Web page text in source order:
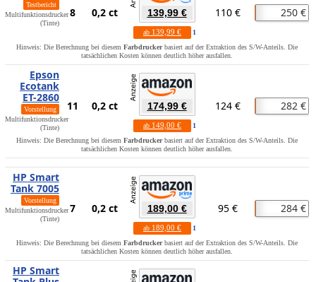
Testbericht
Multifunktionsdrucker
(Tinte)
8 0,2 ct 139,99 €
ab 139,99 € 1
110 € 250 €
Hinweis: Die Berechnung bei diesem Farbdruckerbasiert auf der Extraktion des S/W-Anteils. Die
tatsächlichen Kosten können deutlich höher ausfallen.
Epson
Ecotank
ET-2860
Vorstellung
Multifunktionsdrucker
(Tinte)
11 0,2 ct 174,99 €
ab 149,00 € 1
124 € 282 €
Hinweis: Die Berechnung bei diesem Farbdruckerbasiert auf der Extraktion des S/W-Anteils. Die
tatsächlichen Kosten können deutlich höher ausfallen.
HP Smart
Tank 7005
Vorstellung
Multifunktionsdrucker
(Tinte)
7 0,2 ct 189,00 €
ab 189,00 € 1
95 € 284 €
Hinweis: Die Berechnung bei diesem Farbdruckerbasiert auf der Extraktion des S/W-Anteils. Die
tatsächlichen Kosten können deutlich höher ausfallen.
HP Smart